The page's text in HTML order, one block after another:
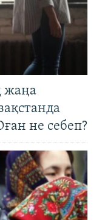
жаңа
не себеп?